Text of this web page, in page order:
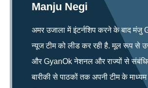
Manju Negi
अमर उजाला में इंटर्नशिप करने के बाद मंजु
न्यूज टीम को लीड कर रही है. मूल रूप से
और GyanOk नेशनल और राज्यों से
बारीकी से पाठकों तक अपनी टीम के